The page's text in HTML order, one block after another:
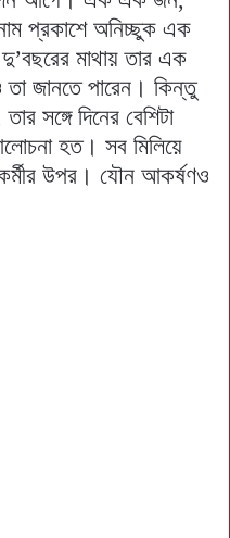
প্রকাশে অনিচ্ছুক এক
মাথায় তার এক
তা জানতে পারেন। কিন্তু
সঙ্গে দিনের বেশিটা
হত। সব মিলিয়ে
উপর। যৌন আকর্ষণও